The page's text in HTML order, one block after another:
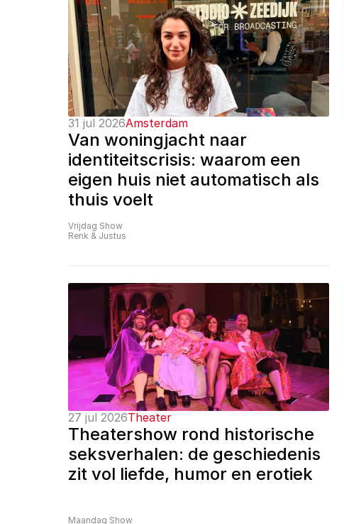
31 jul 2026Amsterdam
Van woningjacht naar
identiteitscrisis: waarom een
eigen huis niet automatisch als
thuis voelt
Vrijdag Show
Renk & Justus
27 jul 2026Theater
Theatershow rond historische
seksverhalen: de geschiedenis
zit vol liefde, humor en erotiek
Maandag Show